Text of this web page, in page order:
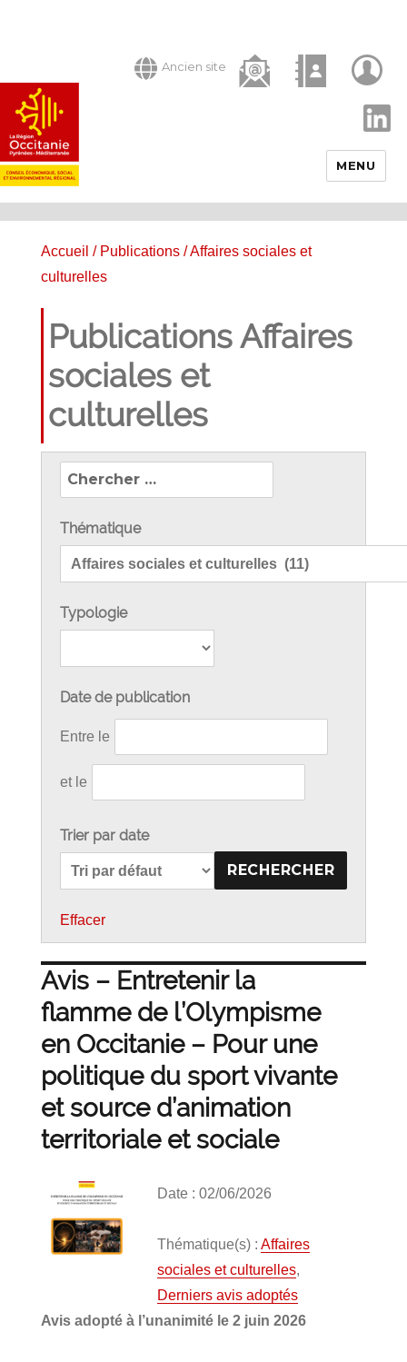
Ancien site
MENU
Accueil / Publications/ Affaires sociales et
culturelles
Publications Affaires
sociales et
culturelles
Recherchez
CESER
Thématique
Typologie
Date de publication
Entre le
et le
Trier par date
Effacer
Avis – Entretenir la
flamme de l’Olympisme
en Occitanie – Pour une
politique du sport vivante
et source d’animation
territoriale et sociale
Date : 02/06/2026
Thématique(s) : Affaires
sociales et culturelles,
Derniers avis adoptés
Avis adopté à l’unanimité le 2 juin 2026